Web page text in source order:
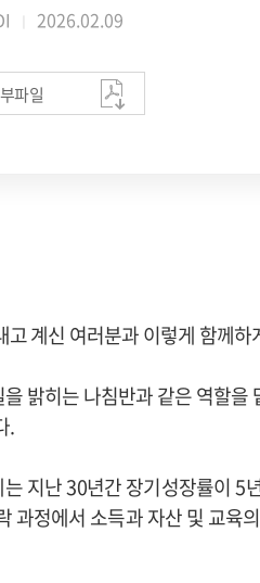
2026.02.09
파일
계신 여러분과 이렇게 함께
밝히는 나침반과 같은 역할
.
지난 30년간 장기성장률이
정에서 소득과 자산 및 교육